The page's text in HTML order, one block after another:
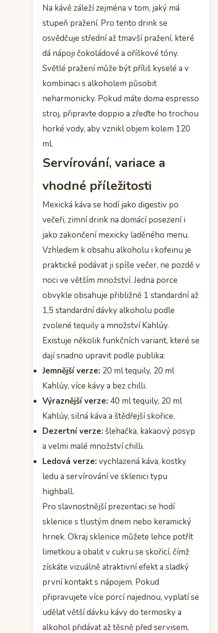
Na kávě záleží zejména v tom, jaký má
stupeň pražení. Pro tento drink se
osvědčuje střední až tmavší pražení, které
dá nápoji čokoládové a oříškové tóny.
Světlé pražení může být příliš kyselé a v
kombinaci s alkoholem působit
neharmonicky. Pokud máte doma espresso
stroj, připravte doppio a zřeďte ho trochou
horké vody, aby vznikl objem kolem 120
ml.
Servírování, variace a
vhodné příležitosti
Mexická káva se hodí jako digestiv po
večeři, zimní drink na domácí posezení i
jako zakončení mexicky laděného menu.
Vzhledem k obsahu alkoholu i kofeinu je
praktické podávat ji spíše večer, ne pozdě v
noci ve větším množství. Jedna porce
obvykle obsahuje přibližně 1 standardní až
1,5 standardní dávky alkoholu podle
zvolené tequily a množství Kahlúy.
Existuje několik funkčních variant, které se
dají snadno upravit podle publika:
Jemnější verze: 20 ml tequily, 20 ml
Kahlúy, více kávy a bez chilli.
Výraznější verze: 40 ml tequily, 20 ml
Kahlúy, silná káva a štědřejší skořice.
Dezertní verze: šlehačka, kakaový posyp
a velmi malé množství chilli.
Ledová verze:vychlazená káva, kostky
ledu a servírování ve sklenici typu
highball.
Pro slavnostnější prezentaci se hodí
sklenice s tlustým dnem nebo keramický
hrnek. Okraj sklenice můžete lehce potřít
limetkou a obalit v cukru se skořicí, čímž
získáte vizuálně atraktivní efekt a sladký
první kontakt s nápojem. Pokud
připravujete více porcí najednou, vyplatí se
udělat větší dávku kávy do termosky a
alkohol přidávat až těsně před servisem,